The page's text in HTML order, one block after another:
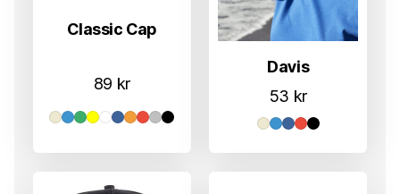
Classic Cap
89 kr
Davis
53 kr